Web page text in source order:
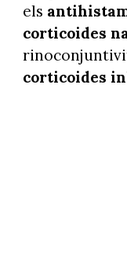
els
corticoides
corticoides